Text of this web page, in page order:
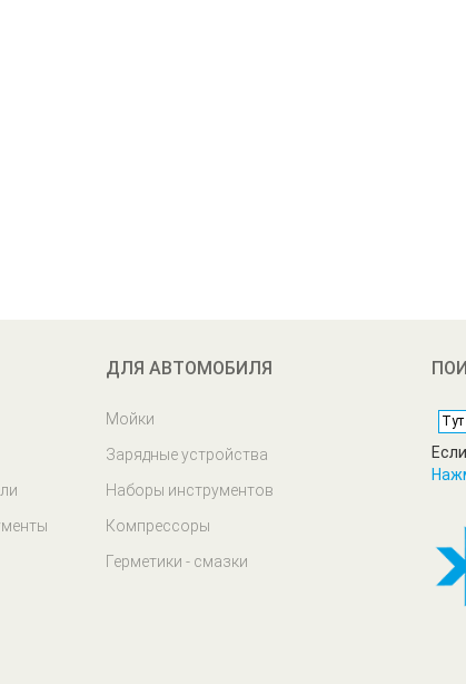
ДЛЯ АВТОМОБИЛЯ
Мойки
Зарядные устройства
Наборы инструментов
Компрессоры
Герметики - смазки